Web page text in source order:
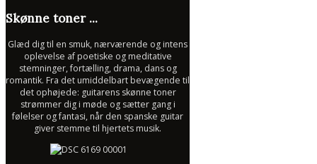
Skønne toner ...
Glæd dig til en smuk, nærværende og intens
oplevelse af poetiske og meditative
stemninger, fortælling, drama, dans og
romantik. Fra det umiddelbart bevægende til
det ophøjede: guitarens skønne toner
strømmer dig i møde og sætter gang i
følelser og fantasi, når den spanske guitar
giver stemme til hjertets musik.